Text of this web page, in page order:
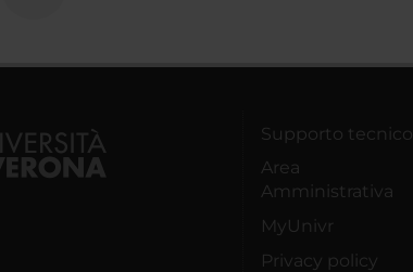
Supporto tecnico
Area
Amministrativa
MyUnivr
Privacy policy